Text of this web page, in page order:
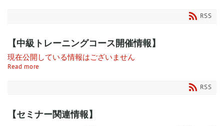
RSS
【中級トレーニングコース開催情報】
現在公開している情報はございません
Read more
RSS
【セミナー関連情報】